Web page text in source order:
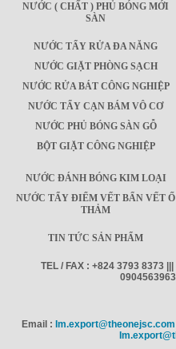
NƯỚC ( CHẤT ) PHỦ BÓNG MỚI
SÀN
NƯỚC TẨY RỬA ĐA NĂNG
NƯỚC GIẶT PHÒNG SẠCH
NƯỚC RỬA BÁT CÔNG NGHIỆP
NƯỚC TẨY CẠN BÁM VÔ CƠ
NƯỚC PHỦ BÓNG SÀN GỖ
BỘT GIẶT CÔNG NGHIỆP
NƯỚC ĐÁNH BÓNG KIM LOẠI
NƯỚC TẨY ĐIỂM VẾT BẨN VẾT Ố
THẢM
TIN TỨC SẢN PHẨM
TEL / FAX : +824 3793 8373
Email : Im.export@theonejsc.com